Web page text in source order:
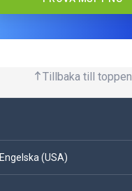
Tillbaka till toppen
Engelska (USA)